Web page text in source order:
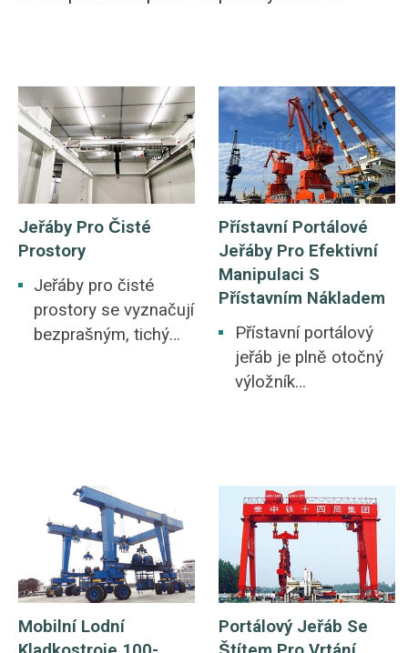
Jeřáby Pro Čisté
Prostory
Jeřáby pro čisté
prostory se vyznačují
bezprašným, tichým
zvedání ve vysoce
čistých prostředích,
jako je elektronický,
farmaceutický a
letecký průmysl.
Přístavní Portálové
Jeřáby Pro Efektivní
Manipulaci S
Přístavním Nákladem
Přístavní portálový
jeřáb je plně otočný
výložník
pozemní dráze. Je
široce používán při
mechanizovaném
nakládání a vykládání
nákladu v přístavech
a docích, při montáži
trupů a údržbě lodí v
Mobilní Lodní
Portálový Jeřáb Se